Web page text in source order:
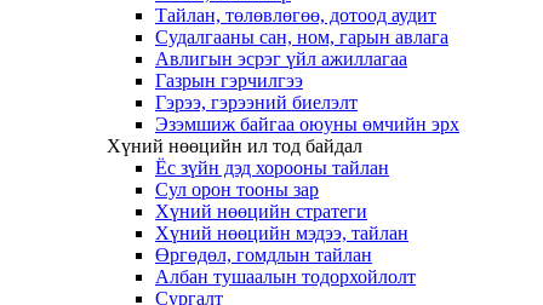
Тайлан, төлөвлөгөө, дотоод аудит
Судалгааны сан, ном, гарын авлага
Авлигын эсрэг үйл ажиллагаа
Газрын гэрчилгээ
Гэрээ, гэрээний биелэлт
Эзэмшиж байгаа оюуны өмчийн эрх
Хүний нөөцийн ил тод байдал
Ёс зүйн дэд хорооны тайлан
Сул орон тооны зар
Хүний нөөцийн стратеги
Хүний нөөцийн мэдээ, тайлан
Өргөдөл, гомдлын тайлан
Албан тушаалын тодорхойлолт
Сургалт